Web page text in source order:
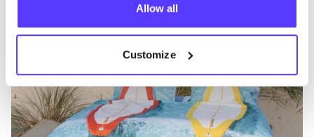
Allow all
Customize